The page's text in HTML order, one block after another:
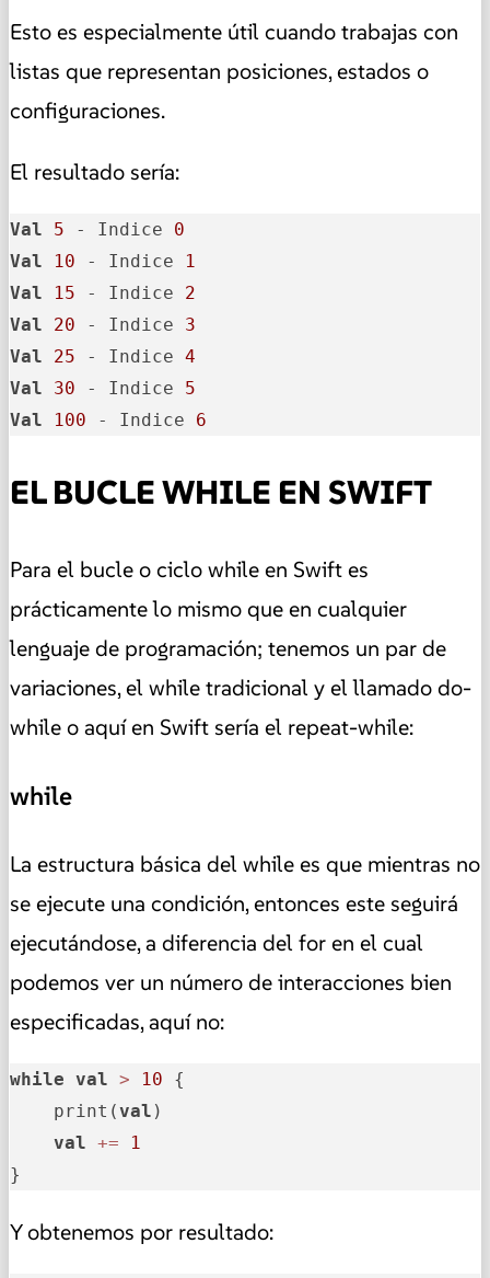
Esto es especialmente útil cuando trabajas con
listas que representan posiciones, estados o
configuraciones.
El resultado sería:
Val 5 - Indice 0
Val
10 - Indice
1
Val
15 - Indice 2
Val
20 - Indice 3
Val
25 - Indice 4
Val
30 - Indice 5
Val
100 - Indice 6
EL BUCLE WHILE EN SWIFT
Para el bucle o ciclo while en Swift es
prácticamente lo mismo que en cualquier
lenguaje de programación; tenemos un par de
variaciones, el while tradicional y el llamado do-
while o aquí en Swift sería el repeat-while:
while
La estructura básica del while es que mientras no
se ejecute una condición, entonces este seguirá
ejecutándose, a diferencia del for en el cual
podemos ver un número de interacciones bien
especificadas, aquí no:
while val > 10 {
    print(
val )
val +=
1
}
Y obtenemos por resultado: